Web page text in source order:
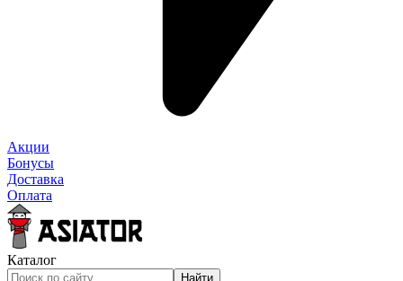
Акции
Бонусы
Доставка
Оплата
Каталог
Найти